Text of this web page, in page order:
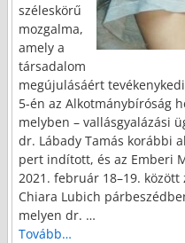
széleskörű
mozgalma,
amely a
társadalom
megújulásáért
5-én az Alkotmánybíróság
melyben – vallásgyalázási
dr. Lábady Tamás korábbi
pert indított, és az Emberi
2021. február 18–19.
Chiara Lubich
melyen dr. …
Tovább…